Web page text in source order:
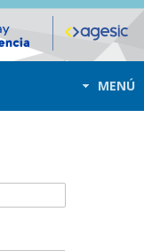
MENÚ